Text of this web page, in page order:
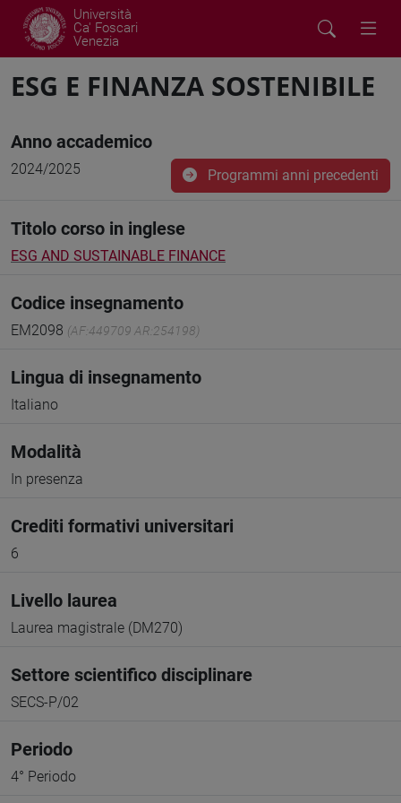
Università
Ca' Foscari
Venezia
ESG E FINANZA SOSTENIBILE
Anno accademico
2024/2025 Programmi anni precedenti
Titolo corso in inglese
ESG AND SUSTAINABLE FINANCE
Codice insegnamento
EM2098 (AF:449709 AR:254198)
Lingua di insegnamento
Italiano
Modalità
In presenza
Crediti formativi universitari
6
Livello laurea
Laurea magistrale (DM270)
Settore scientifico disciplinare
SECS-P/02
Periodo
4° Periodo